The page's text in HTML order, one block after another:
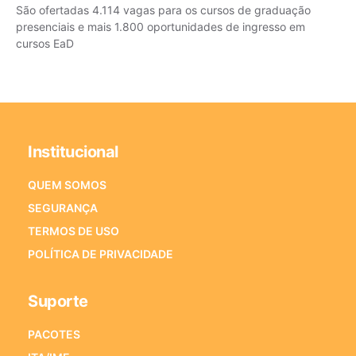
São ofertadas 4.114 vagas para os cursos de graduação
presenciais e mais 1.800 oportunidades de ingresso em
cursos EaD
Institucional
QUEM SOMOS
SEGURANÇA
TERMOS DE USO
POLÍTICA DE PRIVACIDADE
Suporte
PACOTES